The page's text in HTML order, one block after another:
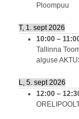
Ploompuu
T, 1. sept 2026
10:00 –
Tallinna
alguse
L, 5. sept 2026
12:00 –